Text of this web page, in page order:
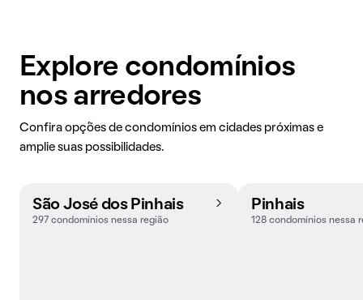
Explore condomínios
nos arredores
Confira opções de condomínios em cidades próximas e
amplie suas possibilidades.
São José dos Pinhais
297 condomínios nessa região
Pinhais
128 condomínios nessa